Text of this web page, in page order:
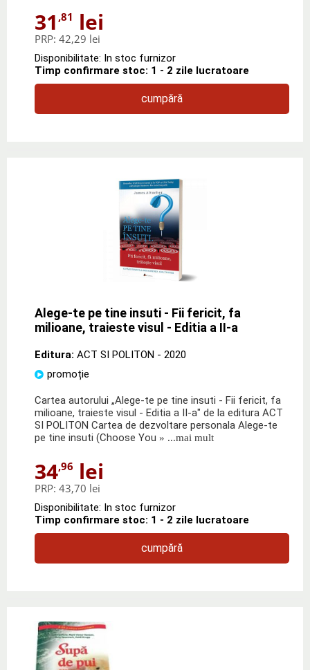
31 ,81 lei
PRP: 42,29 lei
Disponibilitate: In stoc furnizor
Timp confirmare stoc: 1 - 2 zile lucratoare
cumpără
Alege-te pe tine insuti - Fii fericit, fa
milioane, traieste visul - Editia a II-a
Editura: ACT SI POLITON - 2020
promoție
Cartea autorului „Alege-te pe tine insuti - Fii fericit, fa
milioane, traieste visul - Editia a II-a" de la editura ACT
SI POLITON Cartea de dezvoltare personala Alege-te
pe tine insuti (Choose You » ...mai mult
34,96 lei
PRP: 43,70 lei
Disponibilitate: In stoc furnizor
Timp confirmare stoc: 1 - 2 zile lucratoare
cumpără